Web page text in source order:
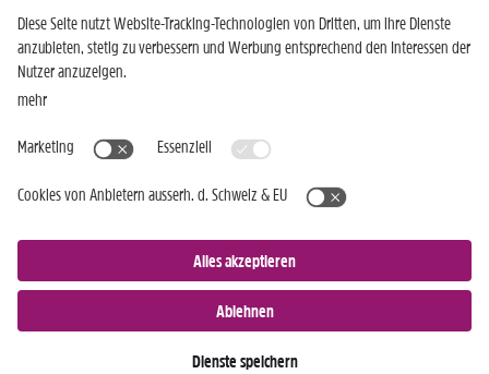
Ich bin noch kein TopCC Kunde
Genusswelten
Rezeptwelt